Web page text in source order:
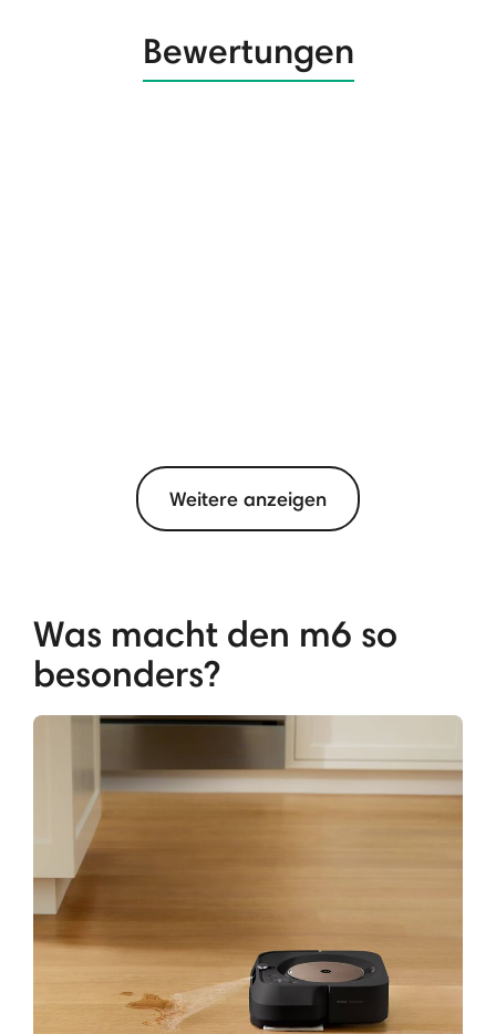
Bewertungen
Weitere anzeigen
Was macht den m6 so
besonders?